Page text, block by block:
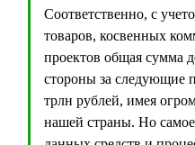
Соответственно, с
товаров, косвенных
проектов общая сумма
стороны за следующие
трлн рублей, имея
нашей страны. Но самое